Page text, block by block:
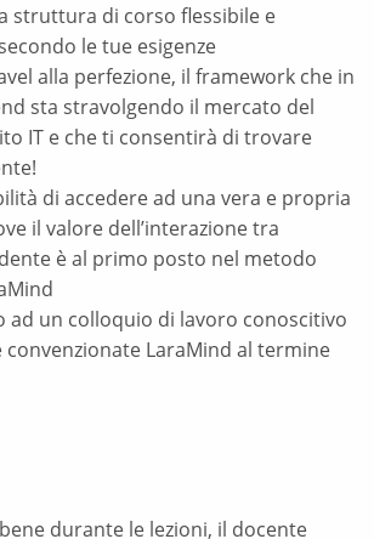
struttura di corso flessibile e
le tue esigenze
alla perfezione, il framework che in
sta stravolgendo il mercato del
IT e che ti consentirà di trovare
di accedere ad una vera e propria
il valore dell’interazione tra
è al primo posto nel metodo
ad un colloquio di lavoro conoscitivo
convenzionate LaraMind al termine
durante le lezioni, il docente